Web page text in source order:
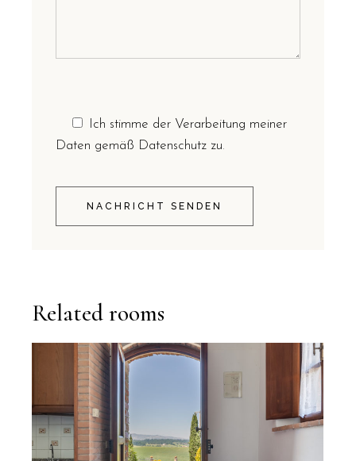
Ich stimme der Verarbeitung meiner
Daten gemäß Datenschutz zu.
NACHRICHT SENDEN
Related rooms